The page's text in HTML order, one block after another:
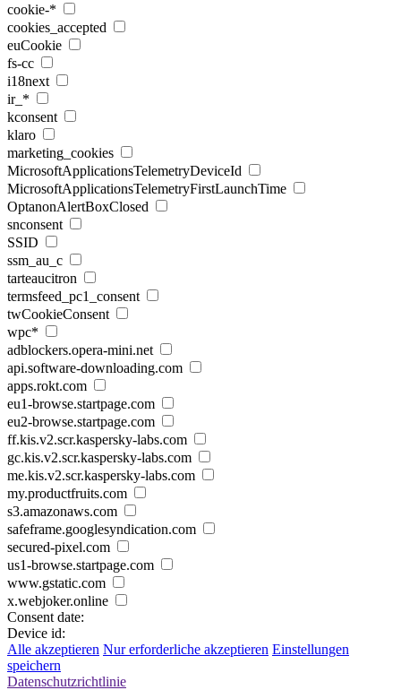
cookie-*
cookies_accepted
euCookie
fs-cc
i18next
ir_*
kconsent
klaro
marketing_cookies
MicrosoftApplicationsTelemetryDeviceId
MicrosoftApplicationsTelemetryFirstLaunchTime
OptanonAlertBoxClosed
snconsent
SSID
ssm_au_c
tarteaucitron
termsfeed_pc1_consent
twCookieConsent
wpc*
adblockers.opera-mini.net
api.software-downloading.com
apps.rokt.com
eu1-browse.startpage.com
eu2-browse.startpage.com
ff.kis.v2.scr.kaspersky-labs.com
gc.kis.v2.scr.kaspersky-labs.com
me.kis.v2.scr.kaspersky-labs.com
my.productfruits.com
s3.amazonaws.com
safeframe.googlesyndication.com
secured-pixel.com
us1-browse.startpage.com
www.gstatic.com
x.webjoker.online
Consent date:
Device id:
Alle akzeptieren Nur erforderliche akzeptieren Einstellungen
speichern
Datenschutzrichtlinie